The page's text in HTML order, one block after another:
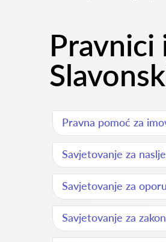
Pravnici
Pravna pomoć za
Savjetovanje za
Savjetovanje za
Savjetovanje za